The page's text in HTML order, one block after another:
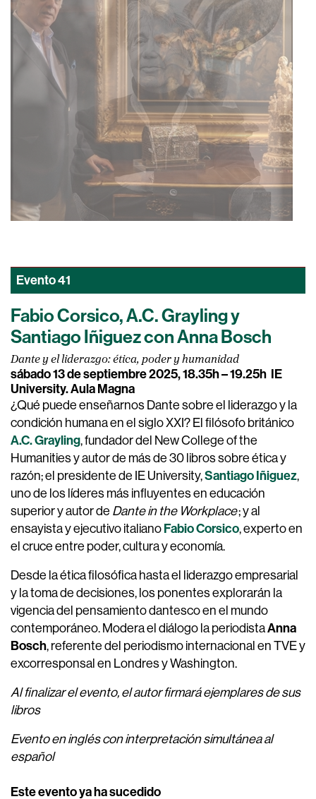
Evento41
Fabio Corsico, A.C. Grayling y
Santiago Iñiguez con Anna Bosch
Dante y el liderazgo: ética, poder y humanidad
sábado 13 de septiembre 2025, 18.35h – 19.25h IE
University. Aula Magna
¿Qué puede enseñarnos Dante sobre el liderazgo y la
condición humana en el siglo XXI? El filósofo británico
A.C. Grayling, fundador del New College of the
Humanities y autor de más de 30 libros sobre ética y
razón; el presidente de IE University,Santiago Iñiguez,
uno de los líderes más influyentes en educación
superior y autor de Dante in the Workplace; y al
ensayista y ejecutivo italiano Fabio Corsico, experto en
el cruce entre poder, cultura y economía.
Desde la ética filosófica hasta el liderazgo empresarial
y la toma de decisiones, los ponentes explorarán la
vigencia del pensamiento dantesco en el mundo
contemporáneo. Modera el diálogo la periodistaAnna
Bosch, referente del periodismo internacional en TVE y
excorresponsal en Londres y Washington.
Al finalizar el evento, el autor firmará ejemplares de sus
libros
Evento en inglés con interpretación simultánea al
español
Este evento ya ha sucedido